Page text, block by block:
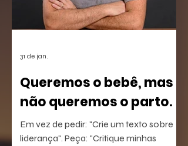
Queremos o bebê, mas
não queremos o parto.
Em vez de pedir: "Crie um texto sobre
liderança". Peça: "Critique minhas
31 de jan.